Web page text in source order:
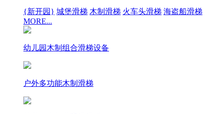
{新开园} 城堡滑梯 木制滑梯 火车头滑梯 海盗船滑梯
MORE...
幼儿园木制组合滑梯设备
户外多功能木制滑梯